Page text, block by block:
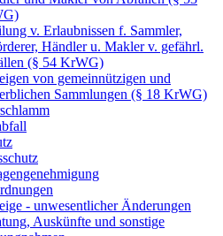
v. Erlaubnissen f. Sammler,
Händler u. Makler v. gefährl.
(§ 54 KrWG)
von gemeinnützigen und
Sammlungen (§ 18 KrWG)
- unwesentlicher Änderungen
Auskünfte und sonstige